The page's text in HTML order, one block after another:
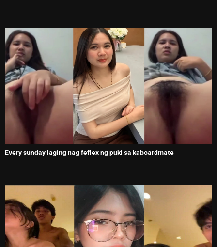
Every sunday laging nag feflex ng puki sa kaboardmate